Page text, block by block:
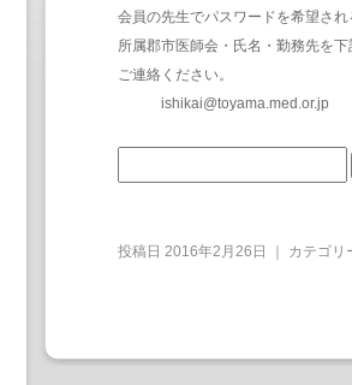
会員の先生でパスワードを希望され
所属郡市医師会・氏名・勤務先を
ご連絡ください。
ishikai@toyama.med.or.jp
投稿日 2016年2月26日 ｜ カテゴリ